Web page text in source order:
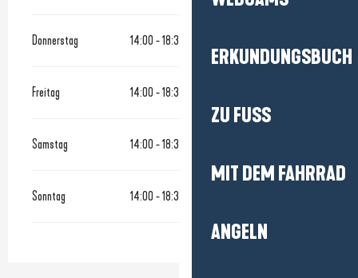
ERKUNDUNGSBUCH
ZU FUSS
MIT DEM FAHRRAD
ANGELN
Donnerstag 14:00 - 18:30
Freitag 14:00 - 18:30
Samstag 14:00 - 18:30
Sonntag 14:00 - 18:30